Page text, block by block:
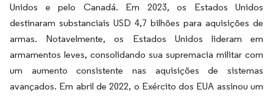
Unidos e pelo Canadá. Em 2023, os Estados Unidos
destinaram substanciais USD 4,7 bilhões para aquisições de
armas. Notavelmente, os Estados Unidos lideram em
armamentos leves, consolidando sua supremacia militar com
um aumento consistente nas aquisições de sistemas
avançados. Em abril de 2022, o Exército dos EUA assinou um